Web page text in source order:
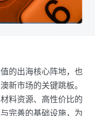
的出海核心阵地，也
新市场的关键跳板。
料资源、高性价比的
完善的基础设施，为